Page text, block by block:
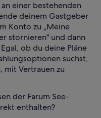
einer bestehenden
deinem Gastgeber
Konto zu „Meine
stornieren" und dann
ob du deine Pläne
suchst,
mit Vertrauen zu
der Farum See-
enthalten?